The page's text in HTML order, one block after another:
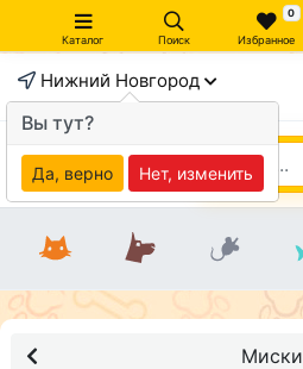
Каталог Поиск
0
Избранное
Нижний Новгород
Миски
Вы тут?
Да, верно Нет, изменить